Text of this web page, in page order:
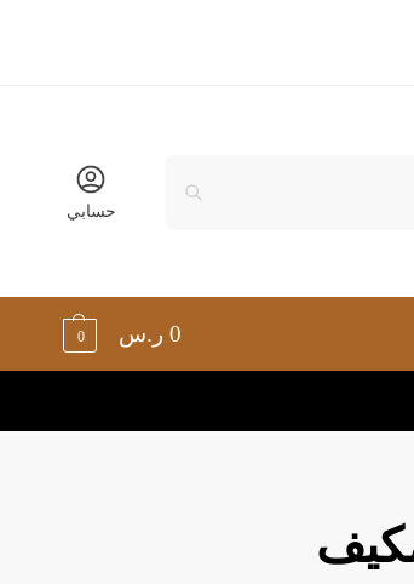
حسابي
0 ر.س 0